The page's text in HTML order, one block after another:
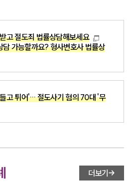
고 절도죄 법률상담해보세요
담 가능할까요? 형사변호사 법률상
고 튀어'… 절도사기 혐의 70대 '무
더보기